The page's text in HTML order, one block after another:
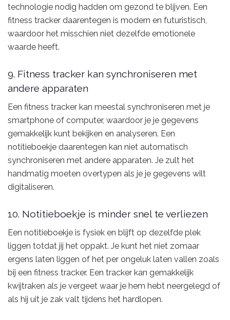
technologie nodig hadden om gezond te blijven. Een
fitness tracker daarentegen is modern en futuristisch,
waardoor het misschien niet dezelfde emotionele
waarde heeft.
9. Fitness tracker kan synchroniseren met
andere apparaten
Een fitness tracker kan meestal synchroniseren met je
smartphone of computer, waardoor je je gegevens
gemakkelijk kunt bekijken en analyseren. Een
notitieboekje daarentegen kan niet automatisch
synchroniseren met andere apparaten. Je zult het
handmatig moeten overtypen als je je gegevens wilt
digitaliseren.
10. Notitieboekje is minder snel te verliezen
Een notitieboekje is fysiek en blijft op dezelfde plek
liggen totdat jij het oppakt. Je kunt het niet zomaar
ergens laten liggen of het per ongeluk laten vallen zoals
bij een fitness tracker. Een tracker kan gemakkelijk
kwijtraken als je vergeet waar je hem hebt neergelegd of
als hij uit je zak valt tijdens het hardlopen.